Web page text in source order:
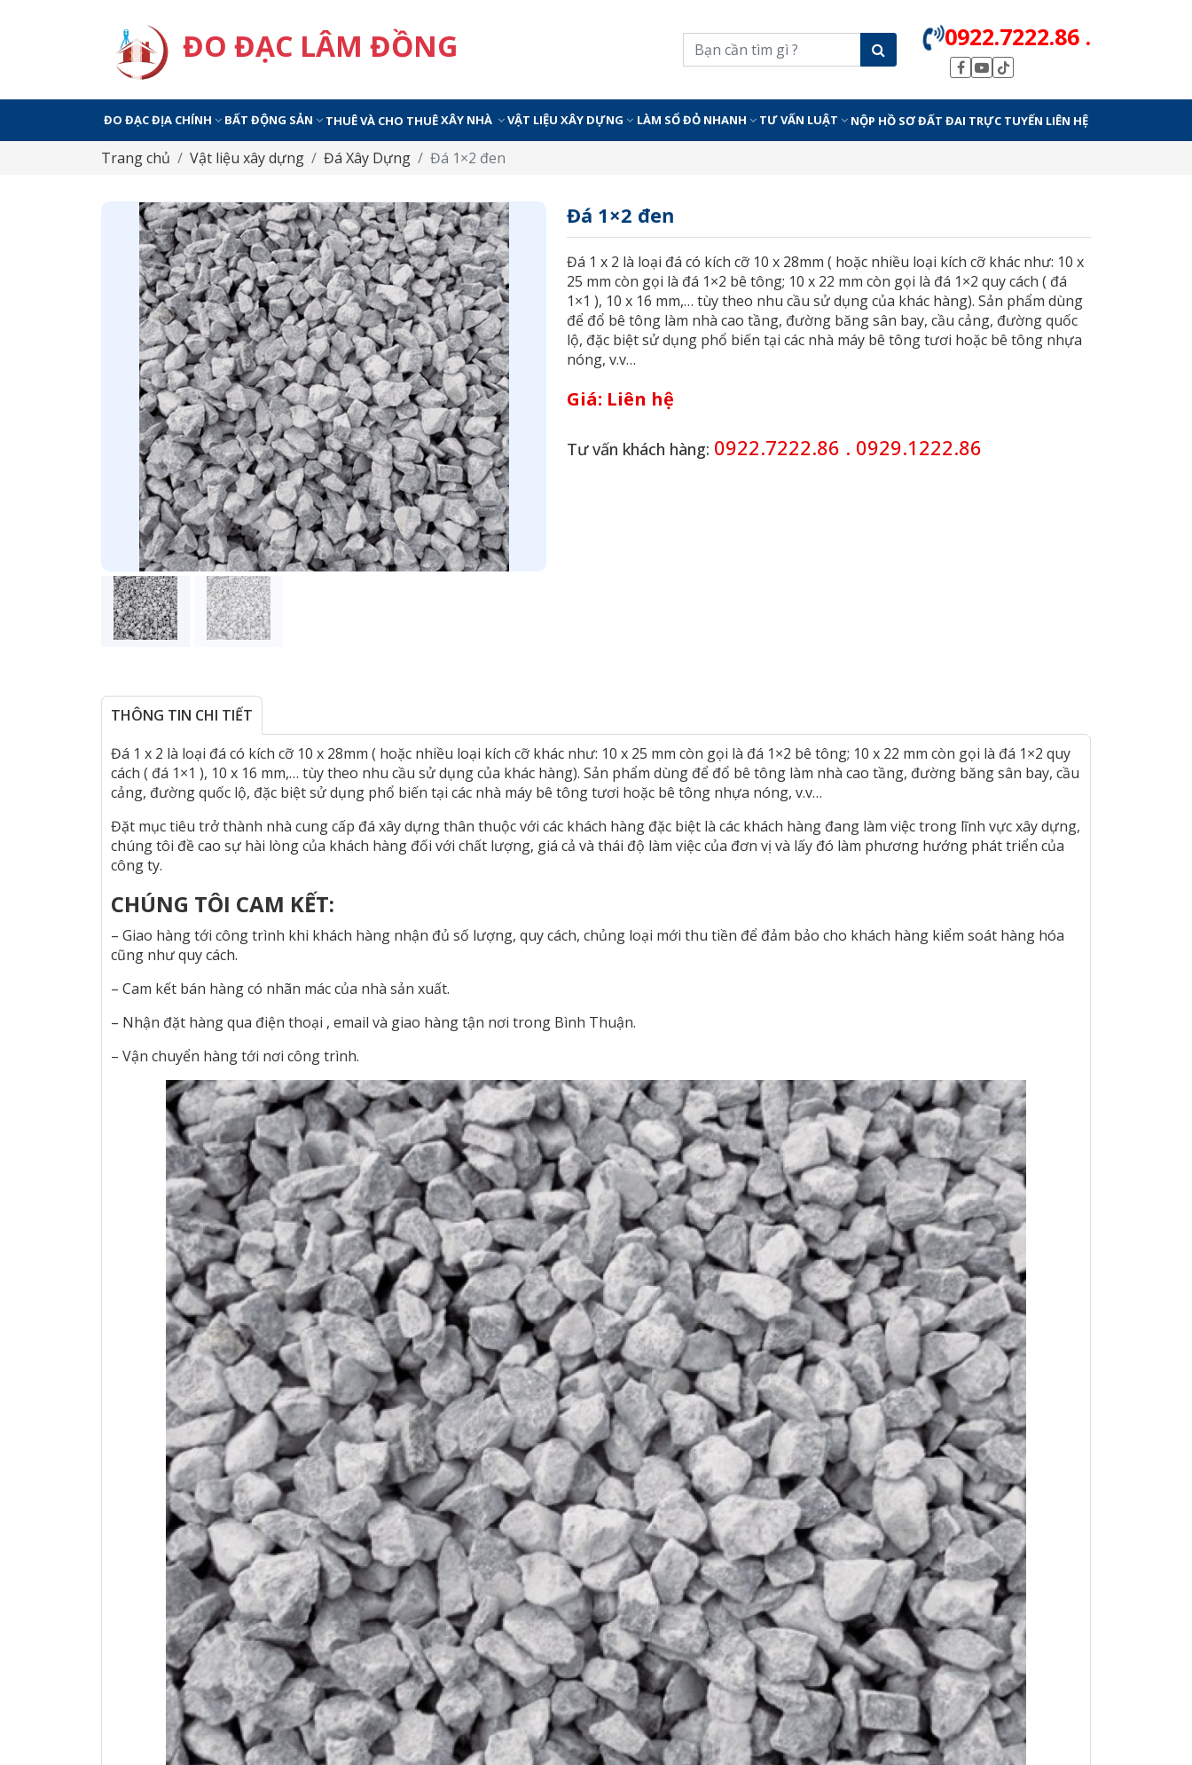
ĐO ĐẠC LÂM ĐỒNG 0922.7222.86 .
ĐO ĐẠC ĐỊA CHÍNH BẤT ĐỘNG SẢN THUÊ VÀ CHO THUÊXÂY NHÀ VẬT LIỆU XÂY DỰNG LÀM SỔ ĐỎ NHANH TƯ VẤN LUẬT NỘP HỒ SƠ ĐẤT ĐAI TRỰC TUYẾN LIÊN HỆ
Trang chủ Vật liệu xây dựng Đá Xây Dựng Đá 1×2 đen
Đá 1×2 đen
Đá 1 x 2 là loại đá có kích cỡ 10 x 28mm ( hoặc nhiều loại kích cỡ khác như: 10 x
25 mm còn gọi là đá 1×2 bê tông; 10 x 22 mm còn gọi là đá 1×2 quy cách ( đá
1×1 ), 10 x 16 mm,… tùy theo nhu cầu sử dụng của khác hàng). Sản phẩm dùng
để đổ bê tông làm nhà cao tầng, đường băng sân bay, cầu cảng, đường quốc
lộ, đặc biệt sử dụng phổ biến tại các nhà máy bê tông tươi hoặc bê tông nhựa
nóng, v.v…
Giá: Liên hệ
Tư vấn khách hàng: 0922.7222.86 . 0929.1222.86
THÔNG TIN CHI TIẾT
Đá 1 x 2 là loại đá có kích cỡ 10 x 28mm ( hoặc nhiều loại kích cỡ khác như: 10 x 25 mm còn gọi là đá 1×2 bê tông; 10 x 22 mm còn gọi là đá 1×2 quy
cách ( đá 1×1 ), 10 x 16 mm,… tùy theo nhu cầu sử dụng của khác hàng). Sản phẩm dùng để đổ bê tông làm nhà cao tầng, đường băng sân bay, cầu
cảng, đường quốc lộ, đặc biệt sử dụng phổ biến tại các nhà máy bê tông tươi hoặc bê tông nhựa nóng, v.v…
Đặt mục tiêu trở thành nhà cung cấp đá xây dựng thân thuộc với các khách hàng đặc biệt là các khách hàng đang làm việc trong lĩnh vực xây dựng,
chúng tôi đề cao sự hài lòng của khách hàng đối với chất lượng, giá cả và thái độ làm việc của đơn vị và lấy đó làm phương hướng phát triển của
công ty.
CHÚNG TÔI CAM KẾT:
– Giao hàng tới công trình khi khách hàng nhận đủ số lượng, quy cách, chủng loại mới thu tiền để đảm bảo cho khách hàng kiểm soát hàng hóa
cũng như quy cách.
– Cam kết bán hàng có nhãn mác của nhà sản xuất.
– Nhận đặt hàng qua điện thoại , email và giao hàng tận nơi trong Bình Thuận.
– Vận chuyển hàng tới nơi công trình.